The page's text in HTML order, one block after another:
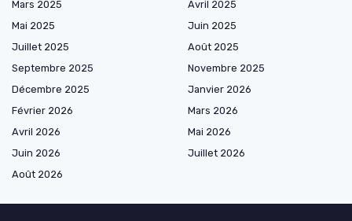
Mars 2025
Avril 2025
Mai 2025
Juin 2025
Juillet 2025
Août 2025
Septembre 2025
Novembre 2025
Décembre 2025
Janvier 2026
Février 2026
Mars 2026
Avril 2026
Mai 2026
Juin 2026
Juillet 2026
Août 2026